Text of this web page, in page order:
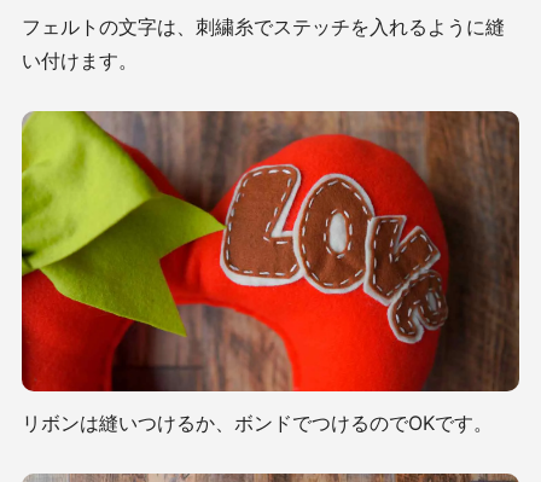
フェルトの文字は、刺繍糸でステッチを入れるように縫
い付けます。
リボンは縫いつけるか、ボンドでつけるのでOKです。